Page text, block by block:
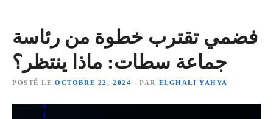
فضمي تقترب خطوة من رئاسة
جماعة سطات: ماذا ينتظر؟
POSTÉ LE OCTOBRE 22, 2024 PAR ELGHALI YAHYA